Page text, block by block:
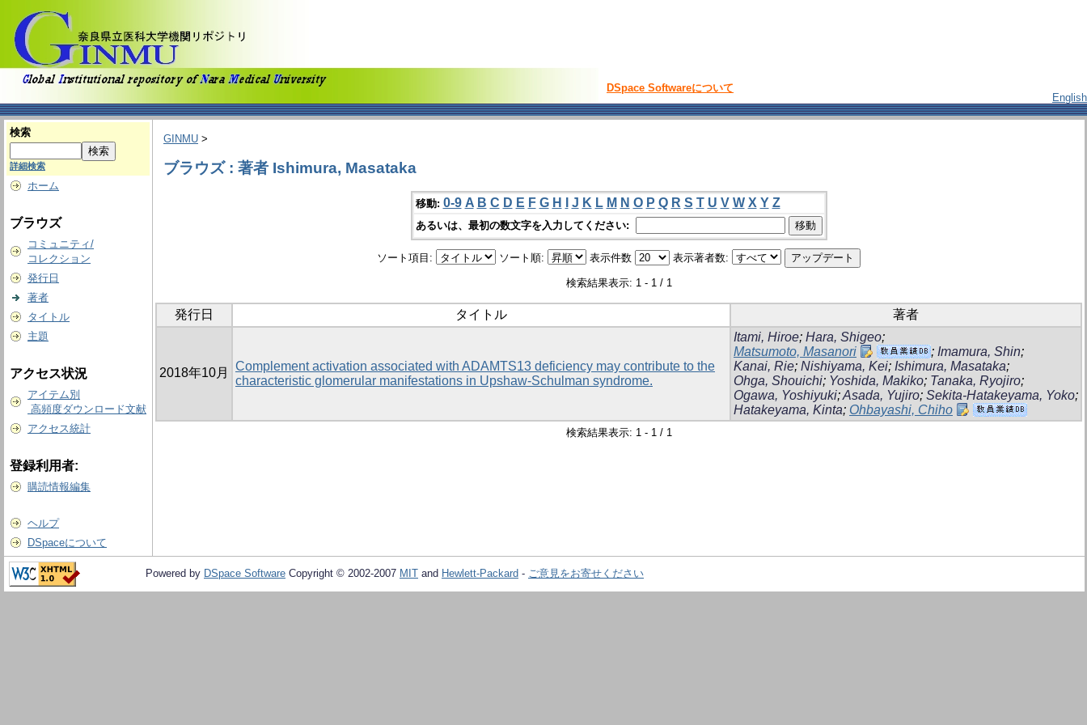
DSpace Softwareについて
English
検索
詳細検索
ホーム
ブラウズ
コミュニティ/
コレクション
発行日
著者
タイトル
主題
アクセス状況
アイテム別
高頻度ダウンロード文献
アクセス統計
登録利用者:
購読情報編集
ヘルプ
DSpaceについて
GINMU >
ブラウズ : 著者 Ishimura, Masataka
移動: 0-9 A B C D E F G H J K L M N O P Q R S T U V W X Y Z
あるいは、最初の数文字を入力してください:
ソート項目: ソート順: 表示件数 表示著者数:
検索結果表示: 1 - 1 / 1
発行日 タイトル 著者
2018年10月
Complement activation associated with ADAMTS13 deficiency may contribute to the
characteristic glomerular manifestations in Upshaw-Schulman syndrome.
Itami, Hiroe; Hara, Shigeo;
Matsumoto, Masanori
; Imamura, Shin;
Kanai, Rie; Nishiyama, Kei; Ishimura, Masataka;
Ohga, Shouichi; Yoshida, Makiko; Tanaka, Ryojiro;
Ogawa, Yoshiyuki;Asada, Yujiro; Sekita-Hatakeyama, Yoko;
Hatakeyama, Kinta; Ohbayashi, Chiho
検索結果表示: 1 - 1 / 1
Powered by DSpace Software Copyright © 2002-2007 MIT and Hewlett-Packard - ご意見をお寄せください